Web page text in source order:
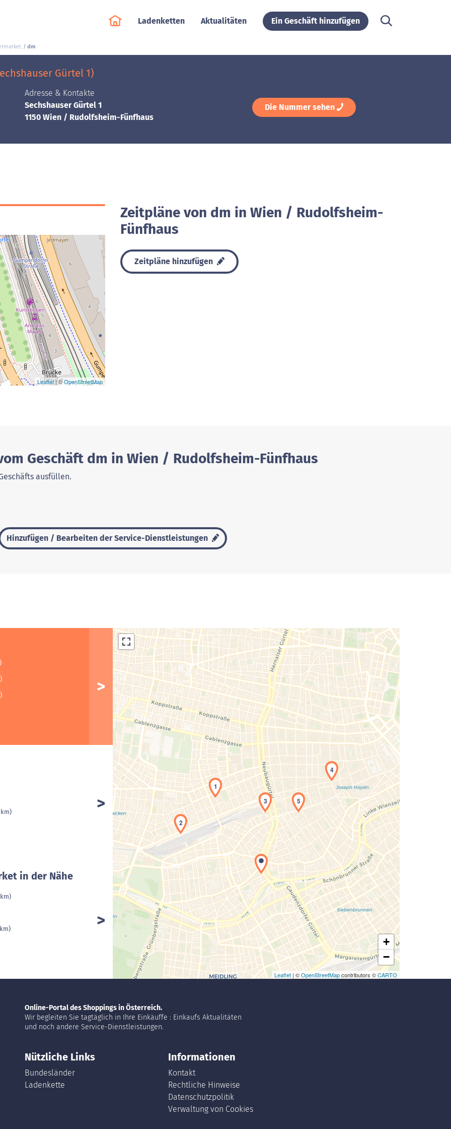
Ladenketten Aktualitäten Ein Geschäft hinzufügen
dm
Gürtel 1)
Adresse & Kontakte
Sechshauser Gürtel 1
1150 Wien / Rudolfsheim-Fünfhaus
Die Nummer sehen
Leaflet| ©OpenStreetMap
Zeitpläne von dm in Wien / Rudolfsheim-
Fünfhaus
Zeitpläne hinzufügen
Geschäft dm in Wien / Rudolfsheim-Fünfhaus
ausfüllen.
Hinzufügen / Bearbeiten der Service-Dienstleistungen
km)
in der Nähe
Laden der Karte...
1
2
3
4
5
+
−
Leaflet | ©OpenStreetMapcontributors ©CARTO
Online-Portal des Shoppings in Österreich.
Wir begleiten Sie tagtäglich in Ihre Einkäuffe : Einkaufs Aktualitäten
und noch andere Service-Dienstleistungen.
Nützliche Links
Bundesländer
Ladenkette
Informationen
Kontakt
Rechtliche Hinweise
Datenschutzpolitik
Verwaltung von Cookies